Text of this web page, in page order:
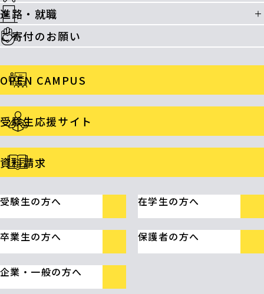
進路・就職
ご寄付のお願い
OPEN CAMPUS
受験生応援サイト
資料請求
受験生の方へ 在学生の方へ
卒業生の方へ 保護者の方へ
企業・一般の方へ